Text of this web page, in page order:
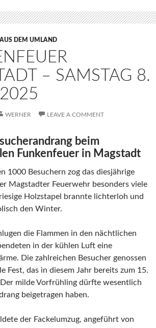
DEM UMLAND
– SAMSTAG 8.
WERNER LEAVE A COMMENT
beim
Funkenfeuer in Magstadt
1000 Besuchern zog das diesjährige
Magstadter Feuerwehr besonders viele
Holzstapel brannte lichterloh und
den Winter.
die Flammen in den nächtlichen
in der kühlen Luft eine
Die zahlreichen Besucher genossen
Fest, das in diesem Jahr bereits zum 15.
milde Vorfrühling dürfte wesentlich
beigetragen haben.
der Fackelumzug, angeführt von